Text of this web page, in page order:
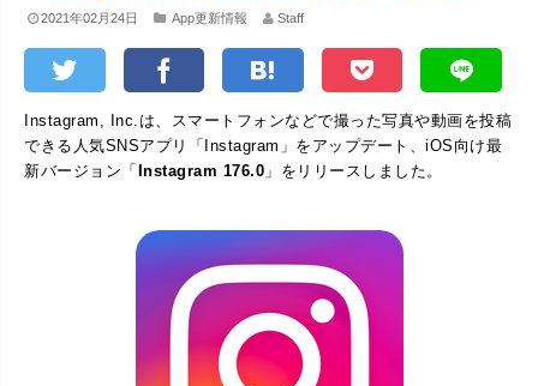
2021年02月24日 App更新情報 Staff
Instagram, Inc.は、スマートフォンなどで撮った写真や動画を投稿
できる人気SNSアプリ「Instagram」をアップデート、iOS向け最
新バージョン「Instagram 176.0 」をリリースしました。